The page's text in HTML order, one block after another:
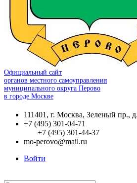
Официальный сайт
органов местного самоуправления
муниципального округа Перово
в городе Москве
111401, г. Москва, Зеленый пр.,
+7 (495) 301-04-71
+7 (495) 301-44-37
mo-perovo@mail.ru
Войти